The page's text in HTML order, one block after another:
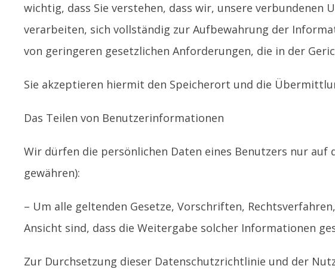
wichtig, dass Sie verstehen, dass wir, unsere
verarbeiten, sich vollständig zur Aufbewahrung der
von geringeren gesetzlichen Anforderungen, die in der
Sie akzeptieren hiermit den Speicherort und die
Das Teilen von Benutzerinformationen
Wir dürfen die persönlichen Daten eines Benutzers nur
gewähren):
– Um alle geltenden Gesetze, Vorschriften,
Ansicht sind, dass die Weitergabe solcher Informationen
Zur Durchsetzung dieser Datenschutzrichtlinie und der